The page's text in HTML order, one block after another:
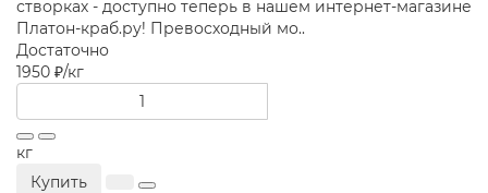
створках - доступно теперь в нашем интернет-магазине
Платон-краб.ру! Превосходный мо..
Достаточно
1950 ₽/кг
кг
Купить